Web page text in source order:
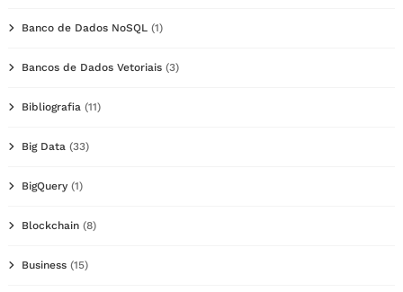
Banco de Dados NoSQL (1)
Bancos de Dados Vetoriais (3)
Bibliografia (11)
Big Data (33)
BigQuery (1)
Blockchain (8)
Business (15)